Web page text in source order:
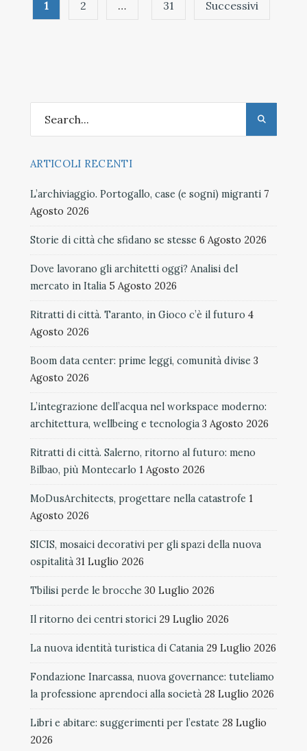
degli
1 2 … 31 Successivi
ARTICOLI RECENTI
L’archiviaggio. Portogallo, case (e sogni) migranti 7
Agosto 2026
Storie di città che sfidano se stesse 6 Agosto 2026
Dove lavorano gli architetti oggi? Analisi del
mercato in Italia 5 Agosto 2026
Ritratti di città. Taranto, in Gioco c’è il futuro 4
Agosto 2026
Boom data center: prime leggi, comunità divise 3
Agosto 2026
L’integrazione dell’acqua nel workspace moderno:
architettura, wellbeing e tecnologia 3 Agosto 2026
Ritratti di città. Salerno, ritorno al futuro: meno
Bilbao, più Montecarlo 1 Agosto 2026
MoDusArchitects, progettare nella catastrofe 1
Agosto 2026
SICIS, mosaici decorativi per gli spazi della nuova
ospitalità 31 Luglio 2026
Tbilisi perde le brocche 30 Luglio 2026
Il ritorno dei centri storici 29 Luglio 2026
La nuova identità turistica di Catania 29 Luglio 2026
Fondazione Inarcassa, nuova governance: tuteliamo
la professione aprendoci alla società 28 Luglio 2026
Libri e abitare: suggerimenti per l’estate 28 Luglio
2026